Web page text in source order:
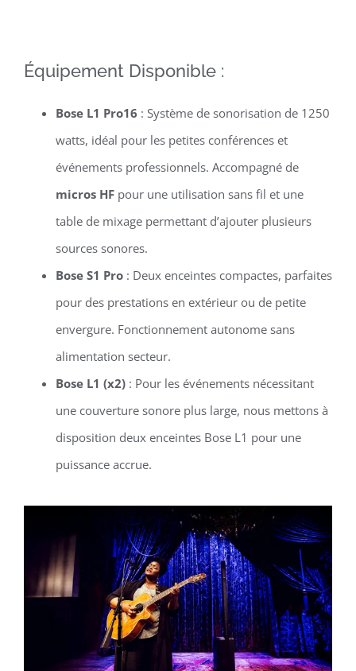
Équipement Disponible :
Bose L1 Pro16 : Système de sonorisation de 1250
watts, idéal pour les petites conférences et
événements professionnels. Accompagné de
micros HFpour une utilisation sans fil et une
table de mixage permettant d’ajouter plusieurs
sources sonores.
Bose S1 Pro: Deux enceintes compactes, parfaites
pour des prestations en extérieur ou de petite
envergure. Fonctionnement autonome sans
alimentation secteur.
Bose L1 (x2): Pour les événements nécessitant
une couverture sonore plus large, nous mettons à
disposition deux enceintes Bose L1 pour une
puissance accrue.